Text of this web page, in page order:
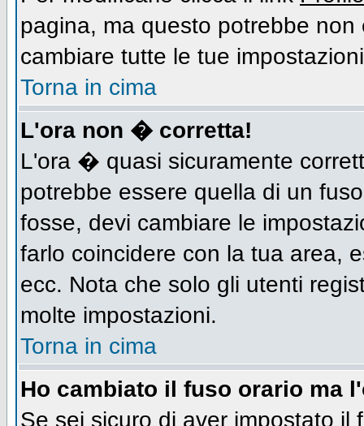
pagina, ma questo potrebbe
cambiare tutte le tue
Torna in cima
L'ora non � corretta!
L'ora � quasi sicuramente
potrebbe essere quella di un
fosse, devi cambiare le
farlo coincidere con la tua area,
ecc. Nota che solo gli utenti
molte impostazioni.
Torna in cima
Ho cambiato il fuso orario ma
Se sei sicuro di aver impostato